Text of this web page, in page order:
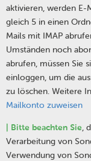
aktivieren, werden
gleich 5 in einen
Mails mit IMAP
Umständen noch
abrufen, müssen Sie
einloggen, um die
zu löschen. Weitere
Mailkonto zuweisen
| Bitte beachten Sie,
Verarbeitung von
Verwendung von